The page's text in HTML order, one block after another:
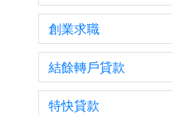
創業求職
結餘轉戶貸款
特快貸款